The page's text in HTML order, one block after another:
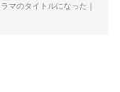
マのタイトルになった｜